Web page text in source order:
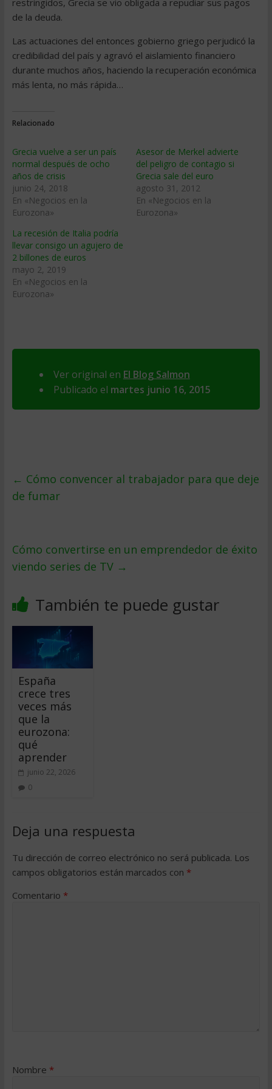
restringidos, Grecia se vio obligada a repudiar sus pagos
de la deuda.
Las actuaciones del entonces gobierno griego perjudicó la
credibilidad del país y agravó el aislamiento financiero
durante muchos años, haciendo la recuperación económica
más lenta, no más rápida…
Relacionado
Grecia vuelve a ser un país
normal después de ocho
años de crisis
junio 24, 2018
En «Negocios en la
Eurozona»
Asesor de Merkel advierte
del peligro de contagio si
Grecia sale del euro
agosto 31, 2012
En «Negocios en la
Eurozona»
La recesión de Italia podría
llevar consigo un agujero de
2 billones de euros
mayo 2, 2019
En «Negocios en la
Eurozona»
Ver original en El Blog Salmon
Publicado el martes junio 16, 2015
← Cómo convencer al trabajador para que deje
de fumar
Cómo convertirse en un emprendedor de éxito
viendo series de TV →
También te puede gustar
España
crece tres
veces más
que la
eurozona:
qué
aprender
junio 22, 2026
0
Deja una respuesta
Tu dirección de correo electrónico no será publicada. Los
campos obligatorios están marcados con *
Comentario *
Nombre *